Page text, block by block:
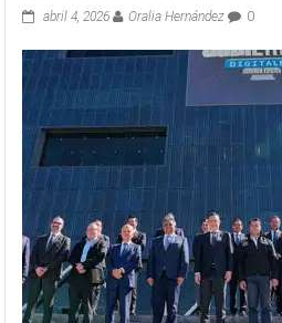
abril 4, 2026 Oralia Hernández 0